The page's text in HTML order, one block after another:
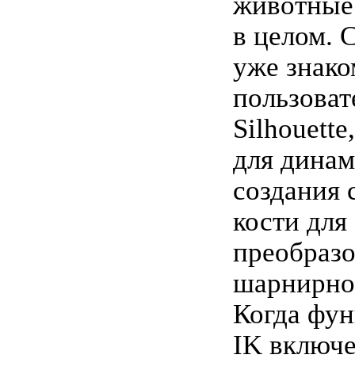
в целом.
уже
для
создания
кости для
Когда
IK